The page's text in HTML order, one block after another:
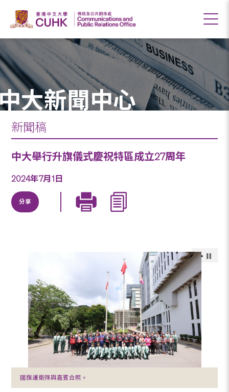
大新聞中心
新聞稿
中大舉行升旗儀式慶祝特區成立27周年
2024年7月1日
分享
國旗護衛隊與嘉賓合照。